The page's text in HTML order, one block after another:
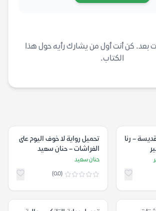
بعد. كن أنت أول من يشارك رأيه حول هذا
الكتاب.
– رنا
تحميل رواية لا خوف اليوم على
الفراشات – حنان سعيد
حنان سعيد
(0.0)